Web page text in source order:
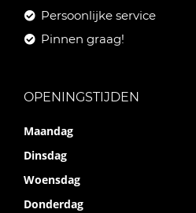
Persoonlijke service
Pinnen graag!
OPENINGSTIJDEN
Maandag
Dinsdag
Woensdag
Donderdag